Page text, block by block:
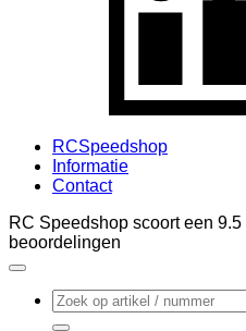
RCSpeedshop
Informatie
Contact
RC Speedshop scoort een 9.5
beoordelingen
Zoeken
naar: